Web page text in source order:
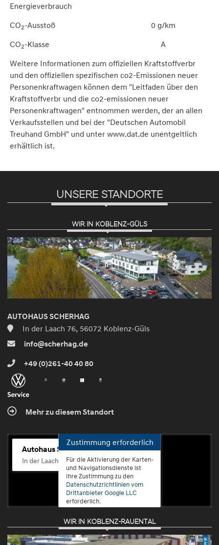
Energieverbrauch
CO2-Ausstoß
0 g/km
CO2-Klasse
A
Weitere Informationen zum offiziellen Kraftstoffverbr
und den offiziellen spezifischen co2-Emissionen neuer
Personenkraftwagen können dem "Leitfaden über den
Kraftstoffverbr und die co2-emissionen neuer
Personenkraftwagen" entnommen werden, der an allen
Verkaufsstellen und bei der "Deutschen Automobil
Treuhand GmbH" und unter www.dat.de unentgeltlich
erhältlich ist.
UNSERE STANDORTE
WIR IN KOBLENZ-GÜLS
AUTOHAUS SCHERHAG
In der Laach 76, 56072 Koblenz-Güls
info@scherhag.de
+49 (0)261-40 40 80
Mehr zu diesem Standort
Autohaus Scherhag
In der Laach 76, 56072 Koblenz-Güls
Zustimmung erforderlich
Für die Aktivierung der Karten-
und Navigationsdienste ist
Ihre Zustimmung zu den
Datenschutzrichtlinien vom
Drittanbieter Google LLC
erforderlich.
Zustimmen
und
WIR IN KOBLENZ-RAUENTAL